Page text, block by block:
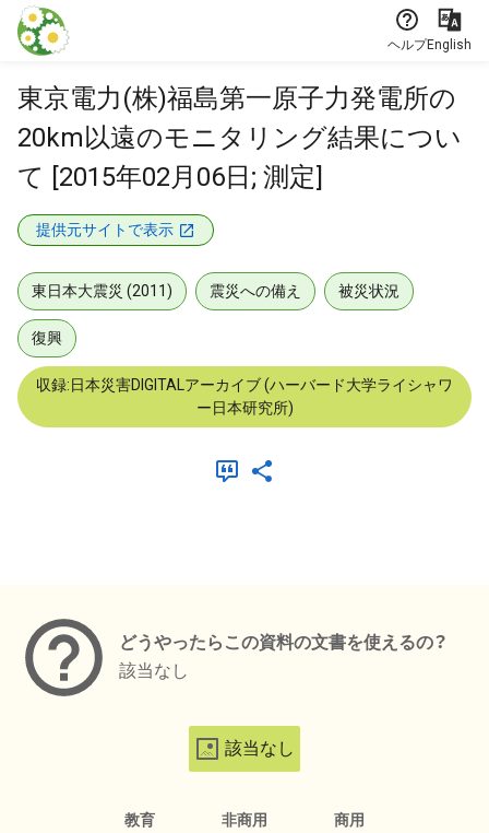
本文に飛ぶ
ヘルプEnglish
東京電力(株)福島第一原子力発電所の
20km以遠のモニタリング結果につい
て [2015年02月06日; 測定]
提供元サイトで表示
東日本大震災 (2011) 震災への備え 被災状況
復興
収録:日本災害DIGITALアーカイブ (ハーバード大学ライシャワ
ー日本研究所)
どうやったらこの資料の文書を使えるの？
該当なし
該当なし
教育 非商用 商用